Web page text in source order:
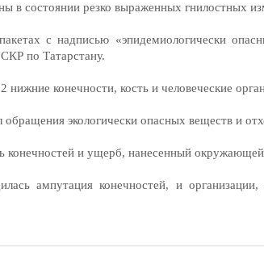
в состоянии резко выраженных гнилостных
с надписью «эпидемиологически
по Татарстану.
конечности, кость и человеческие
экологически опасных веществ и
конечностей и ущерб, нанесенный
ампутация конечностей, и организации,